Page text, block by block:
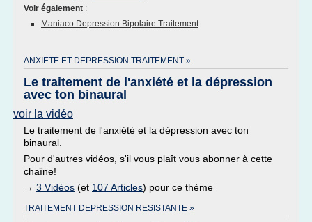
Voir également :
Maniaco Depression Bipolaire Traitement
ANXIETE ET DEPRESSION TRAITEMENT »
Le traitement de l'anxiété et la dépression
avec ton binaural
voir la vidéo
Le traitement de l'anxiété et la dépression avec ton
binaural.
Pour d'autres vidéos, s'il vous plaît vous abonner à cette
chaîne!
→ 3 Vidéos (et 107 Articles) pour ce thème
TRAITEMENT DEPRESSION RESISTANTE »